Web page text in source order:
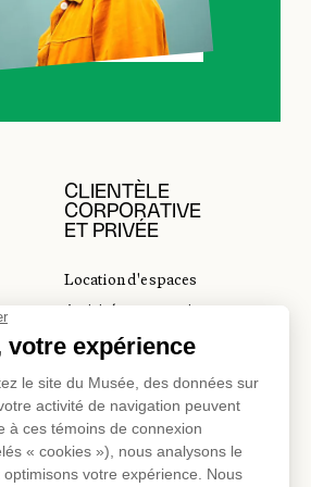
CLIENTÈLE
CORPORATIVE
ET PRIVÉE
Location d'espaces
Activités corporatives
Location d'œuvres
du tourisme